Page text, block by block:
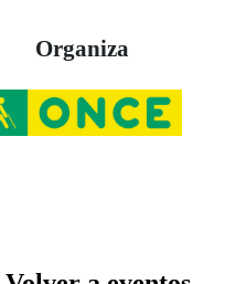
Organiza